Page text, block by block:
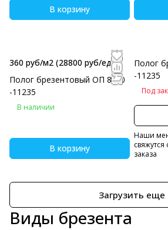
В корзину
360 руб/м2 (28800 руб/eд)
Полог брезентовый ОП 8х10
-11235
В наличии
В корзину
Полог
-11235
Под
Наши
свяжутся
заказа
Загрузить еще
Виды брезента